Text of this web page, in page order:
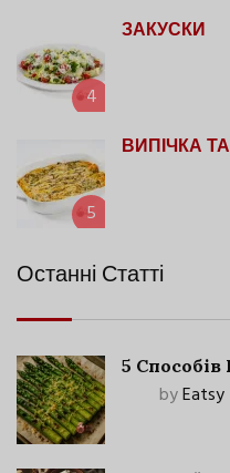
4
ЗАКУСКИ
5
ВИПІЧКА
Останні Статті
5
byEatsy